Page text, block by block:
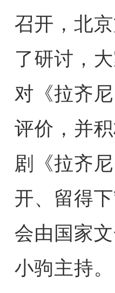
召开，北
了研讨，
对《拉齐
评价，并
剧《拉齐
开、留得
会由国家
小驹主持。